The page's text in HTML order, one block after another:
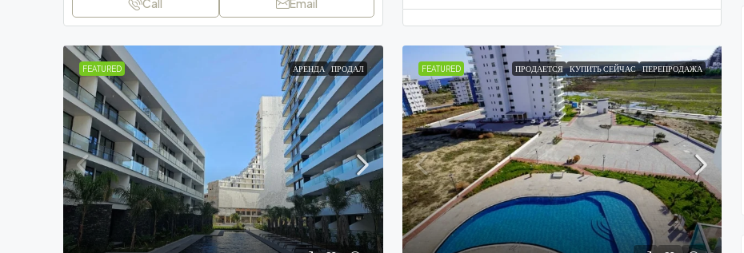
Call Email
FEATURED АРЕНДА ПРОДАЛ FEATURED ПРОДАЕТСЯ КУПИТЬ СЕЙЧАС ПЕРЕПРОДАЖА